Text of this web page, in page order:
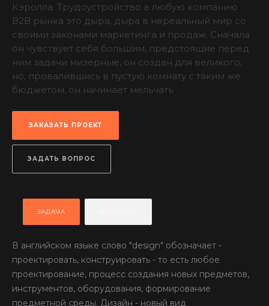
Кэролла. Трудоустройство в любую компанию
В2В рынка это дыра, дыра в нереальный мир со
своими законами маркетинга и продаж. Сначала
он чувствует себя большим, предстоящие перед
ним задачи мизерные, он создан для великого,
но, провалившись в пустую комнату с таким же
бюджетом, он начинает мельчать.
ЗАКАЗАТЬ ПРОЕКТ
ЗАДАТЬ ВОПРОС
ЗАДАЧА
В английском языке слово "design" обозначает -
проектировать, конструировать - то есть любое
проектирование, процесс создания новых предметов,
инструментов, оборудования, формирование
предметной среды. Дизайн - новый вид